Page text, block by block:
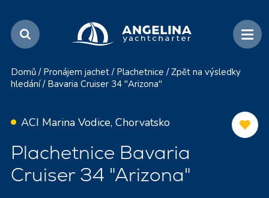
Domů / Pronájem jachet / Plachetnice / Zpět na výsledky
hledání / Bavaria Cruiser 34 "Arizona"
ACI Marina Vodice, Chorvatsko
Plachetnice Bavaria
Cruiser 34 "Arizona"